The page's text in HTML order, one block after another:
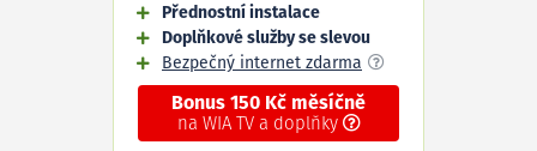
Přednostní instalace
Doplňkové služby se slevou
Bezpečný internet zdarma
Bonus 150 Kč měsíčně
na WIA TV a doplňky